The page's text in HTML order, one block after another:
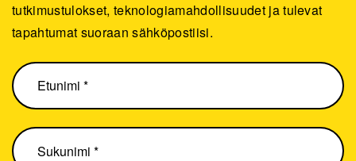
tutkimustulokset, teknologiamahdollisuudet ja tulevat
tapahtumat suoraan sähköpostiisi.